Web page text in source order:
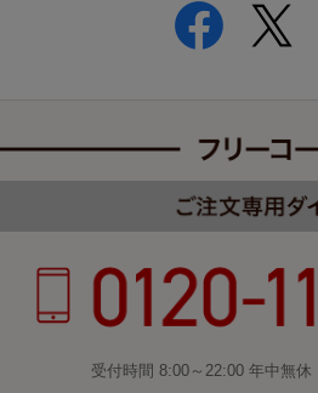
受付時間 8:00～22:00 年中無休